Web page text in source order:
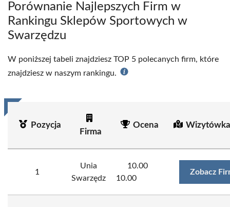
Porównanie Najlepszych Firm w
Rankingu Sklepów Sportowych w
Swarzędzu
W poniższej tabeli znajdziesz TOP 5 polecanych firm, które
znajdziesz w naszym rankingu.
Pozycja
Firma
Ocena
1
Unia
Swarzędz
10.00
10.00
Zobacz